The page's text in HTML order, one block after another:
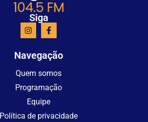
Siga
Navegação
Quem somos
Programação
Equipe
Política de privacidade